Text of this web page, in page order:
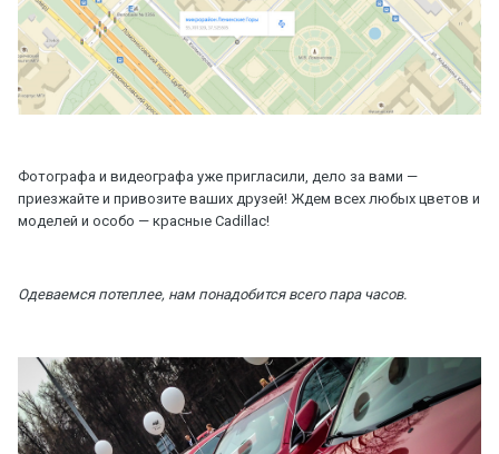
Фотографа и видеографа уже пригласили, дело за вами —
приезжайте и привозите ваших друзей! Ждем всех любых цветов и
моделей и особо — красные Cadillac!
Одеваемся потеплее, нам понадобится всего пара часов.